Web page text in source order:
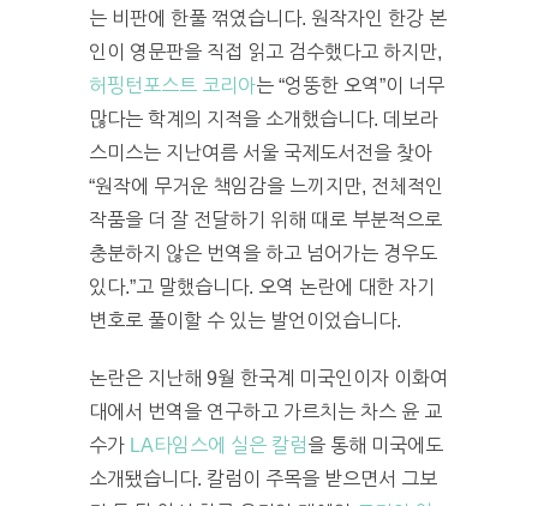
는 비판에 한풀 꺾였습니다. 원작자인 한강 본
인이 영문판을 직접 읽고 검수했다고 하지만,
허핑턴포스트 코리아는 “엉뚱한 오역”이 너무
많다는 학계의 지적을 소개했습니다. 데보라
스미스는 지난여름 서울 국제도서전을 찾아
“원작에 무거운 책임감을 느끼지만, 전체적인
작품을 더 잘 전달하기 위해 때로 부분적으로
충분하지 않은 번역을 하고 넘어가는 경우도
있다.”고 말했습니다. 오역 논란에 대한 자기
변호로 풀이할 수 있는 발언이었습니다.
논란은 지난해 9월 한국계 미국인이자 이화여
대에서 번역을 연구하고 가르치는 차스 윤 교
수가 LA타임스에 실은 칼럼을 통해 미국에도
소개됐습니다. 칼럼이 주목을 받으면서 그보